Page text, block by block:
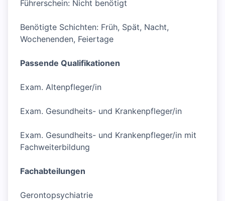
Führerschein: Nicht benötigt
Benötigte Schichten: Früh, Spät, Nacht,
Wochenenden, Feiertage
Passende Qualifikationen
Exam. Altenpfleger/in
Exam. Gesundheits- und Krankenpfleger/in
Exam. Gesundheits- und Krankenpfleger/in mit
Fachweiterbildung
Fachabteilungen
Gerontopsychiatrie